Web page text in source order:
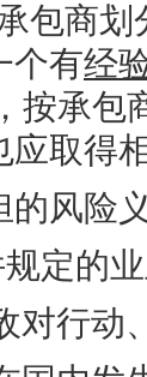
包商
个有经
按承包
应取得
风险
定的业
行动